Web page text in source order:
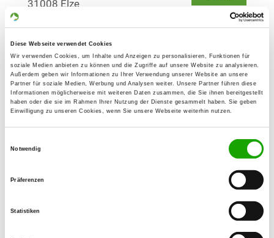
Diese Webseite verwendet Cookies
Wir verwenden Cookies, um Inhalte und Anzeigen zu personalisieren, Funktionen für
soziale Medien anbieten zu können und die Zugriffe auf unsere Website zu analysieren.
Außerdem geben wir Informationen zu Ihrer Verwendung unserer Website an unsere
Partner für soziale Medien, Werbung und Analysen weiter. Unsere Partner führen diese
Informationen möglicherweise mit weiteren Daten zusammen, die Sie ihnen bereitgestellt
haben oder die sie im Rahmen Ihrer Nutzung der Dienste gesammelt haben. Sie geben
Einwilligung zu unseren Cookies, wenn Sie unsere Webseite weiterhin nutzen.
Notwendig
Präferenzen
Statistiken
31008 Elze
OG - Hameln-Basberg von 1923 e.V.
Details
Ahornweg 75
31787 Hameln
OG - Hannover-Mitte e.V.
Pänner-Schuster-Weg 53
OG - Hannover-Ricklingen
Details
30459 Hannover